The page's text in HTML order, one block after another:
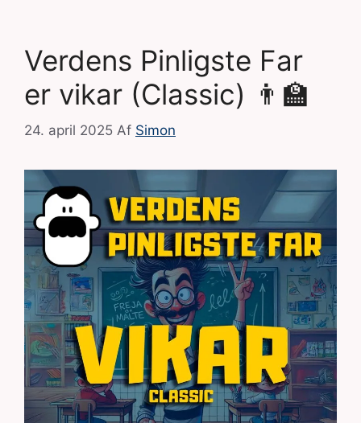
Verdens Pinligste Far
er vikar (Classic) 👨‍🏫
24. april 2025 Af Simon